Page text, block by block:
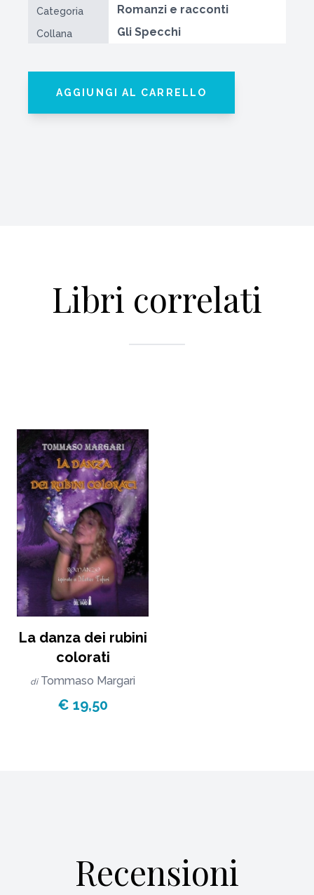
Categoria Romanzi e racconti
Collana Gli Specchi
AGGIUNGI AL CARRELLO
Libri correlati
La danza dei rubini
colorati
di Tommaso Margari
€ 19,50
Recensioni